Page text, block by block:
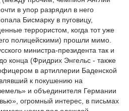
в упор разрядил в него
Бисмарку в пуговицу,
террористом, когда тот уже
полицейскими) прошли мимо.
министра-президента так и
конца (Фридрих Энгельс - также
в артиллерии Баденской
к покушению на
и объединителя Германии
огромный интерес, в письмах